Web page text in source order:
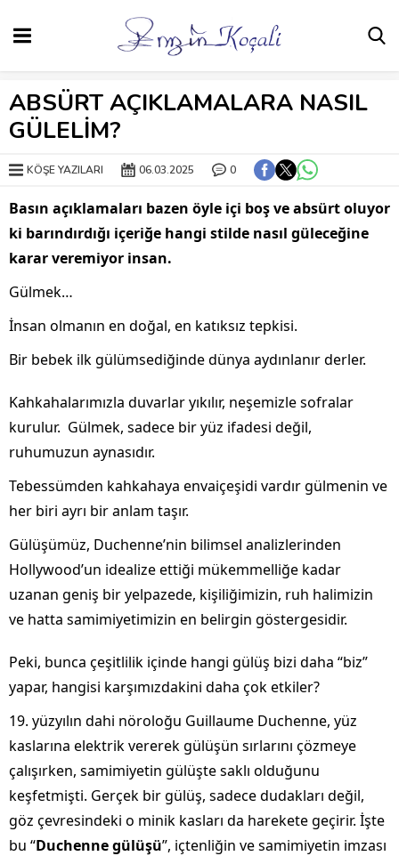
ABSÜRT AÇIKLAMALARA NASIL
GÜLELİM?
KÖŞE YAZILARI 06.03.2025 0
Basın açıklamaları bazen öyle içi boş ve absürt oluyor
ki barındırdığı içeriğe hangi stilde nasıl güleceğine
karar veremiyor insan.
Gülmek…
İnsan olmanın en doğal, en katıksız tepkisi.
Bir bebek ilk gülümsediğinde dünya aydınlanır derler.
Kahkahalarımızla duvarlar yıkılır, neşemizle sofralar
kurulur. Gülmek, sadece bir yüz ifadesi değil,
ruhumuzun aynasıdır.
Tebessümden kahkahaya envaiçeşidi vardır gülmenin ve
her biri ayrı bir anlam taşır.
Gülüşümüz, Duchenne’nin bilimsel analizlerinden
Hollywood’un idealize ettiği mükemmelliğe kadar
uzanan geniş bir yelpazede, kişiliğimizin, ruh halimizin
ve hatta samimiyetimizin en belirgin göstergesidir.
Peki, bunca çeşitlilik içinde hangi gülüş bizi daha “biz”
yapar, hangisi karşımızdakini daha çok etkiler?
19. yüzyılın dahi nöroloğu Guillaume Duchenne, yüz
kaslarına elektrik vererek gülüşün sırlarını çözmeye
çalışırken, samimiyetin gülüşte saklı olduğunu
keşfetmişti. Gerçek bir gülüş, sadece dudakları değil,
göz çevresindeki o minik kasları da harekete geçirir. İşte
bu “Duchenne gülüşü”, içtenliğin ve samimiyetin imzası